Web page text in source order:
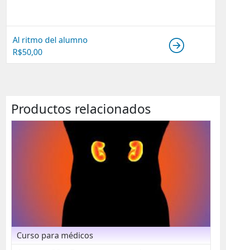
Al ritmo del alumno
R$50,00
Productos relacionados
Curso para médicos